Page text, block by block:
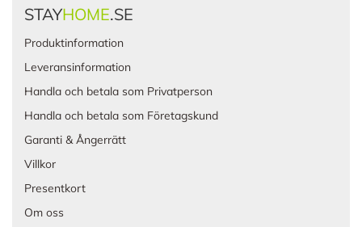
STAYHOME.SE
Produktinformation
Leveransinformation
Handla och betala som Privatperson
Handla och betala som Företagskund
Garanti & Ångerrätt
Villkor
Presentkort
Om oss